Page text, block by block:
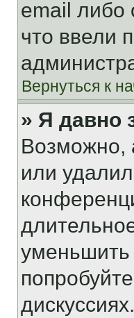
email либо
что ввели
Вернуться к
» Я давно
Возможно,
или
дискуссиях.